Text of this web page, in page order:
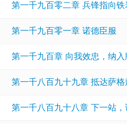
帮助他发现所有隐藏的宝物。
【领地东南方向50米的那棵歪脖子
【别看了，这个宝箱是个陷阱，
三夜。】
城。
第一千九百零二章 兵锋指向铁
第一千九百零一章 诺德臣服
第一千九百章 向我效忠，纳入
第一千八百九十九章 抵达萨格
第一千八百九十八章 下一站，